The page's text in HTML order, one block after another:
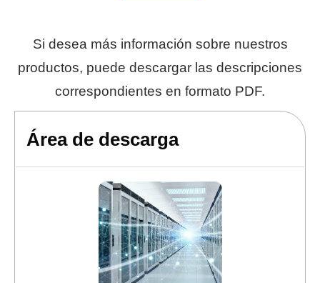
Si desea más información sobre nuestros
productos, puede descargar las descripciones
correspondientes en formato PDF.
Área de descarga